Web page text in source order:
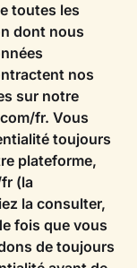
toutes les
dont nous
nos
sur notre
fr. Vous
toujours
plateforme,
(la
la consulter,
fois que vous
de toujours